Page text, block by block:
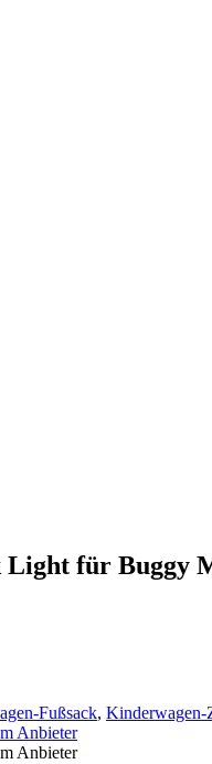
Light für Buggy
Fußsack, Kinderwagen-
Anbieter
Anbieter